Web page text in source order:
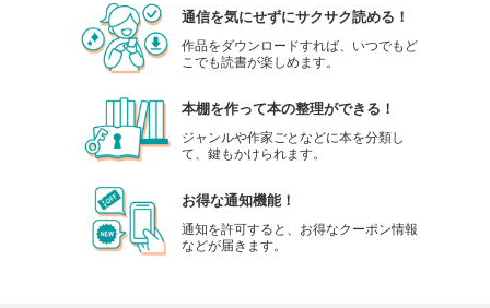
通信を気にせずにサクサク読める！
作品をダウンロードすれば、いつでもど
こでも読書が楽しめます。
本棚を作って本の整理ができる！
ジャンルや作家ごとなどに本を分類し
て、鍵もかけられます。
お得な通知機能！
通知を許可すると、お得なクーポン情報
などが届きます。